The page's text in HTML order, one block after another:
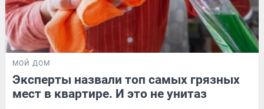
МОЙ ДОМ
Эксперты назвали топ самых грязных
мест в квартире. И это не унитаз